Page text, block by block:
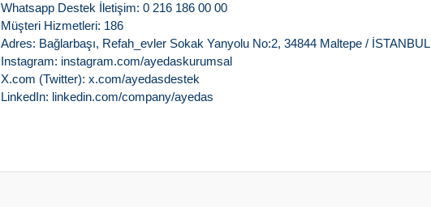
Whatsapp Destek İletişim: 0 216 186 00 00
Müşteri Hizmetleri: 186
Adres: Bağlarbaşı, Refah_evler Sokak Yanyolu No:2, 34844 Maltepe / İSTANBUL
Instagram: instagram.com/ayedaskurumsal
X.com (Twitter): x.com/ayedasdestek
LinkedIn: linkedin.com/company/ayedas